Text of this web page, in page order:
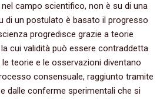
campo scientifico,‭ ‬non è su di una
di un postulato è basato il progresso
progredisce grazie a teorie
cui validità può essere contraddetta
teorie e le osservazioni diventano
consensuale,‭ ‬raggiunto tramite
dalle conferme sperimentali che si